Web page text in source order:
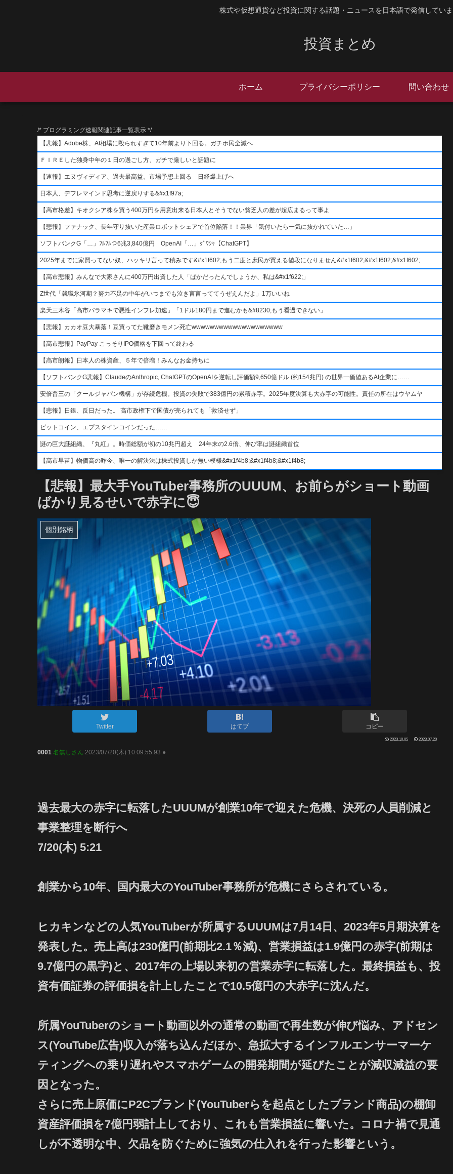
株式や仮想通貨など投資に関する話題・ニュースを日本語で発信してい
投資まとめ
ホーム プライバシーポリシー 問い合わせ
/* プログラミング速報関連記事一覧表示 */
【悲報】Adobe株、AI相場に殴られすぎて10年前より下回る。ガチホ民全滅へ
ＦＩＲＥした独身中年の１日の過ごし方、ガチで厳しいと話題に
【速報】エヌヴィディア、過去最高益。市場予想上回る 日経爆上げへ
日本人、デフレマインド思考に逆戻りする&#x1f97a;
【高市格差】キオクシア株を買う400万円を用意出来る日本人とそうでない貧乏人の差が超広まるって事よ
【悲報】ファナック、長年守り抜いた産業ロボットシェアで首位陥落！！業界「気付いたら一気に抜かれていた…」
ソフトバンクG「…」ﾌﾙﾌﾙつ6兆3,840億円 OpenAI「…」ｸﾞﾜｼｬ【ChatGPT】
2025年までに家買ってない奴、ハッキリ言って積みです&#x1f602;もう二度と庶民が買える値段になりません&#x1f602;&#x1f602;&#x1f602;
【高市悲報】みんなで大家さんに400万円出資した人「ばかだったんでしょうか、私は&#x1f622;」
Z世代「就職氷河期？努力不足の中年がいつまでも泣き言言っててうぜえんだよ」1万いいね
楽天三木谷「高市バラマキで悪性インフレ加速」「1ドル180円まで進むかも&#8230;もう看過できない」
【悲報】カカオ豆大暴落！豆買ってた靴磨きモメン死亡wwwwwwwwwwwwwwwwwwww
【高市悲報】PayPay こっそりIPO価格を下回って終わる
【高市朗報】日本人の株資産、５年で倍増！みんなお金持ちに
【ソフトバンクG悲報】ClaudeのAnthropic, ChatGPTのOpenAIを逆転し評価額9,650億ドル (約154兆円) の世界一価値あるAI企業に……
安倍晋三の「クールジャパン機構」が存続危機。投資の失敗で383億円の累積赤字。2025年度決算も大赤字の可能性。責任の所在はウヤムヤ
【悲報】日銀、反日だった。 高市政権下で国債が売られても「救済せず」
ビットコイン、エプスタインコインだった……
謎の巨大謎組織、『丸紅』。時価総額が初の10兆円超え 24年末の2.6倍、伸び率は謎組織首位
【高市早苗】物価高の昨今、唯一の解決法は株式投資しか無い模様&#x1f4b8;&#x1f4b8;&#x1f4b8;
【悲報】最大手YouTuber事務所のUUUM、お前らがショート動画
ばかり見るせいで赤字に😇
個別銘柄
Twitter はてブ コピー
2023.10.05 2023.07.20
0001 名無しさん 2023/07/20(木) 10:09:55.93 ●
過去最大の赤字に転落したUUUMが創業10年で迎えた危機、決死の人員削減と
事業整理を断行へ
7/20(木) 5:21
創業から10年、国内最大のYouTuber事務所が危機にさらされている。
ヒカキンなどの人気YouTuberが所属するUUUMは7月14日、2023年5月期決算を
発表した。売上高は230億円(前期比2.1％減)、営業損益は1.9億円の赤字(前期は
9.7億円の黒字)と、2017年の上場以来初の営業赤字に転落した。最終損益も、投
資有価証券の評価損を計上したことで10.5億円の大赤字に沈んだ。
所属YouTuberのショート動画以外の通常の動画で再生数が伸び悩み、アドセン
ス(YouTube広告)収入が落ち込んだほか、急拡大するインフルエンサーマーケ
ティングへの乗り遅れやスマホゲームの開発期間が延びたことが減収減益の要
因となった。
さらに売上原価にP2Cブランド(YouTuberらを起点としたブランド商品)の棚卸
資産評価損を7億円弱計上しており、これも営業損益に響いた。コロナ禍で見通
しが不透明な中、欠品を防ぐために強気の仕入れを行った影響という。